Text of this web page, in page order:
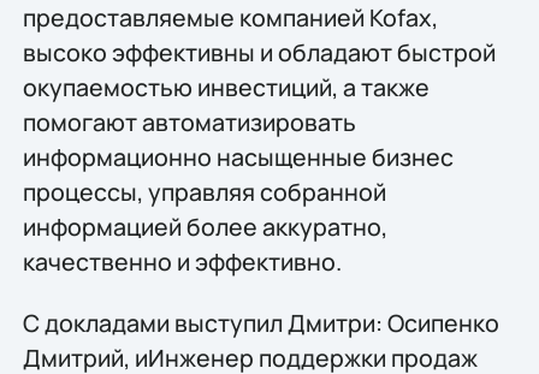
предоставляемые компанией Kofax,
высоко эффективны и обладают быстрой
окупаемостью инвестиций, а также
помогают автоматизировать
информационно насыщенные бизнес
процессы, управляя собранной
информацией более аккуратно,
качественно и эффективно.
С докладами выступил Дмитри: Осипенко
Дмитрий, иИнженер поддержки продаж